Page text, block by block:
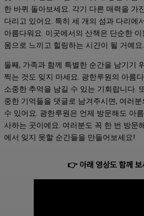
한 바퀴 돌아보세요. 각기 다른 매력을 가
다리고 있어요. 특히 세 개의 섬과 다리에
아름다워요. 이곳에서의 산책은 단순한
몸으로 느끼고 힐링하는 시간이 될 거예요.
둘째, 가족과 함께 특별한 순간을 남기기
찍는 것도 잊지 마세요. 광한루원의 아름
소중한 추억을 남길 수 있는 기회랍니다.
중한 기억들을 댓글로 남겨주시면, 여러
수 있어요. 광한루원은 언제 방문해도 아
사하는 곳이에요. 여러분도 꼭 한 번 방문
에서 잊지 못할 순간들을 만들어보세요!
👉 아래 영상도 함께 보